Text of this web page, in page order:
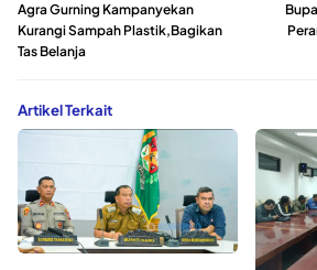
Agra Gurning Kampanyekan
Kurangi Sampah Plastik,Bagikan
Tas Belanja
Artikel Terkait